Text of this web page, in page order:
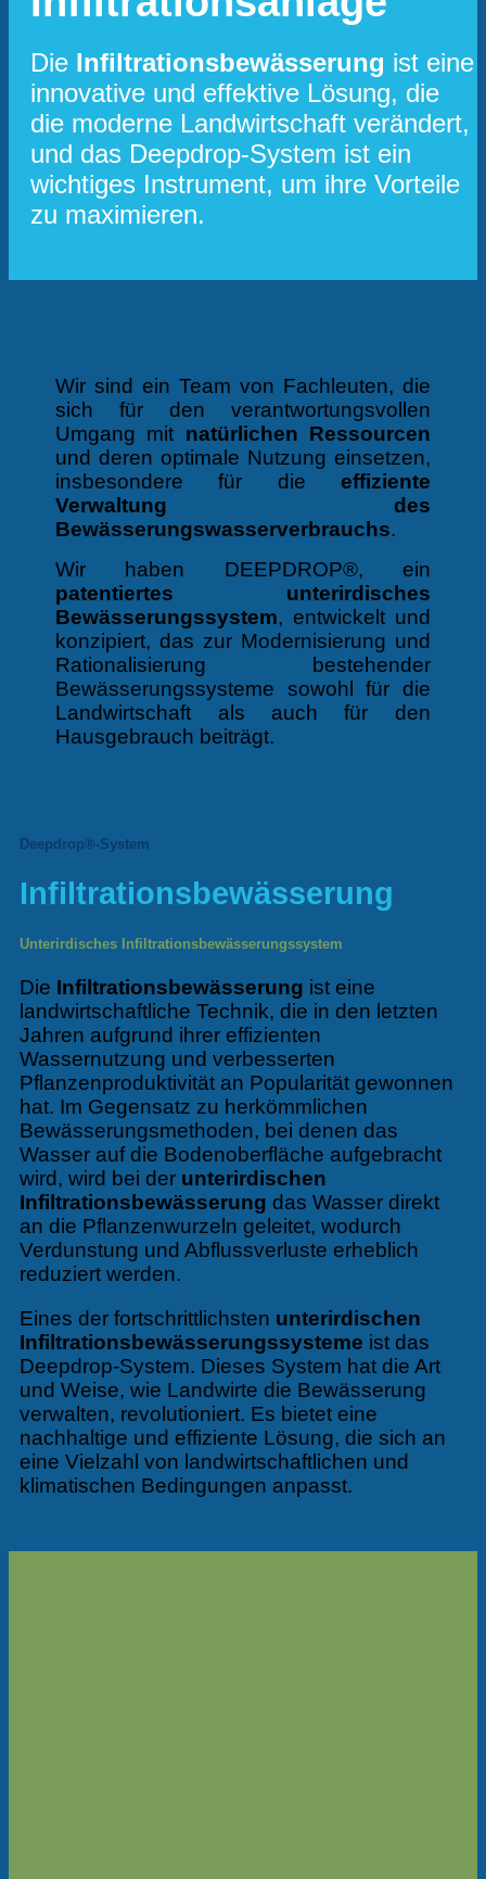
Die Infiltrationsbewässerung ist eine
innovative und effektive Lösung, die
die moderne Landwirtschaft verändert,
und das Deepdrop-System ist ein
wichtiges Instrument, um ihre Vorteile
zu maximieren.
Wir sind ein Team von Fachleuten, die
sich für den verantwortungsvollen
Umgang mit natürlichen Ressourcen
und deren optimale Nutzung einsetzen,
insbesondere für die effiziente
Verwaltung des
Bewässerungswasserverbrauchs.
Wir haben DEEPDROP®, ein
patentiertes unterirdisches
Bewässerungssystem, entwickelt und
konzipiert, das zur Modernisierung und
Rationalisierung bestehender
Bewässerungssysteme sowohl für die
Landwirtschaft als auch für den
Hausgebrauch beiträgt.
Deepdrop®-System
Infiltrationsbewässerung
Unterirdisches Infiltrationsbewässerungssystem
Die Infiltrationsbewässerung ist eine
landwirtschaftliche Technik, die in den letzten
Jahren aufgrund ihrer effizienten
Wassernutzung und verbesserten
Pflanzenproduktivität an Popularität gewonnen
hat. Im Gegensatz zu herkömmlichen
Bewässerungsmethoden, bei denen das
Wasser auf die Bodenoberfläche aufgebracht
wird, wird bei der unterirdischen
Infiltrationsbewässerung das Wasser direkt
an die Pflanzenwurzeln geleitet, wodurch
Verdunstung und Abflussverluste erheblich
reduziert werden.
Eines der fortschrittlichsten unterirdischen
Infiltrationsbewässerungssysteme ist das
Deepdrop-System. Dieses System hat die Art
und Weise, wie Landwirte die Bewässerung
verwalten, revolutioniert. Es bietet eine
nachhaltige und effiziente Lösung, die sich an
eine Vielzahl von landwirtschaftlichen und
klimatischen Bedingungen anpasst.